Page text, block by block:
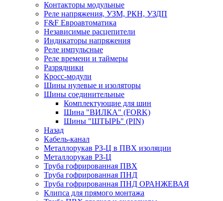
Контакторы модульные
Реле напряжения, УЗМ, РКН, УЗДП
F&F Евроавтоматика
Независимые расцепители
Индикаторы напряжения
Реле импульсные
Реле времени и таймеры
Разрядники
Кросс-модули
Шины нулевые и изоляторы
Шины соединительные
Комплектующие для шин
Шина "ВИЛКА" (FORK)
Шины "ШТЫРЬ" (PIN)
Назад
Кабель-канал
Металлорукав РЗ-Ц в ПВХ изоляции
Металлорукав РЗ-Ц
Труба гофрированная ПВХ
Труба гофрированная ПНД
Труба гофрированная ПНД ОРАНЖЕВАЯ
Клипса для прямого монтажа